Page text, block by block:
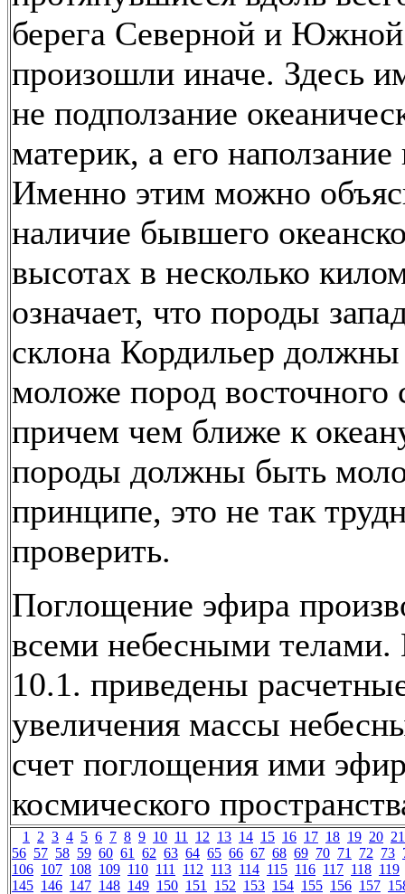
берега Северной и
произошли иначе. Здесь
не подползание
материк, а его наползание
Именно этим можно
наличие бывшего
высотах в несколько
означает, что породы
склона Кордильер
моложе пород восточного
причем чем ближе к
породы должны быть
принципе, это не так
проверить.
Поглощение эфира
всеми небесными телами.
10.1. приведены
увеличения массы
счет поглощения ими
космического
1 2 3 4 5 6 7 8 9 10 11 12 13 14 15 16 17 18 19 20 21
56 57 58 59 60 61 62 63 64 65 66 67 68 69 70 71 72 73
106 107 108 109 110 111 112 113 114 115 116 117 118 119
145 146 147 148 149 150 151 152 153 154 155 156 157